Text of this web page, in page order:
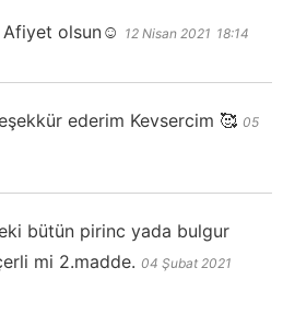
Afiyet olsun☺️ 12 Nisan 2021 18:14
ederim Kevsercim 🥰 05
bütün pirinc yada bulgur
mi 2.madde. 04 Şubat 2021